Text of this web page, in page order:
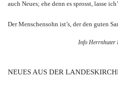
auch Neues; ehe denn es sprosst, lasse
Der Menschensohn ist’s, der den guten
Info Herrnhuter
NEUES AUS DER